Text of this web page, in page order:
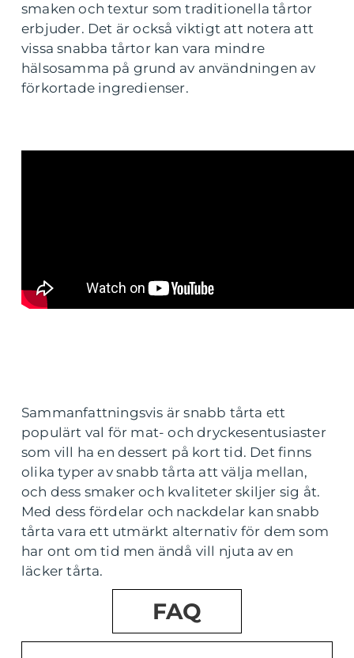
smaken och textur som traditionella tårtor
erbjuder. Det är också viktigt att notera att
vissa snabba tårtor kan vara mindre
hälsosamma på grund av användningen av
förkortade ingredienser.
Sammanfattningsvis är snabb tårta ett
populärt val för mat- och dryckesentusiaster
som vill ha en dessert på kort tid. Det finns
olika typer av snabb tårta att välja mellan,
och dess smaker och kvaliteter skiljer sig åt.
Med dess fördelar och nackdelar kan snabb
tårta vara ett utmärkt alternativ för dem som
har ont om tid men ändå vill njuta av en
läcker tårta.
FAQ